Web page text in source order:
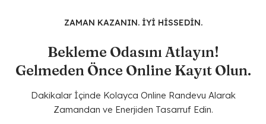
ZAMAN KAZANIN. İYİ HİSSEDİN.
Bekleme Odasını Atlayın!
Gelmeden Önce Online Kayıt Olun.
Dakikalar İçinde Kolayca Online Randevu Alarak
Zamandan ve Enerjiden Tasarruf Edin.